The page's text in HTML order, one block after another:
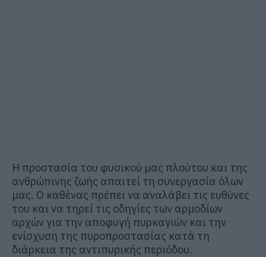
Η προστασία του φυσικού μας πλούτου και της
ανθρώπινης ζωής απαιτεί τη συνεργασία όλων
μας. Ο καθένας πρέπει να αναλάβει τις ευθύνες
του και να τηρεί τις οδηγίες των αρμοδίων
αρχών για την αποφυγή πυρκαγιών και την
ενίσχυση της πυροπροστασίας κατά τη
διάρκεια της αντιπυρικής περιόδου.